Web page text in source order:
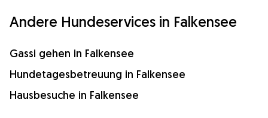
Andere Hundeservices in Falkensee
Gassi gehen in Falkensee
Hundetagesbetreuung in Falkensee
Hausbesuche in Falkensee